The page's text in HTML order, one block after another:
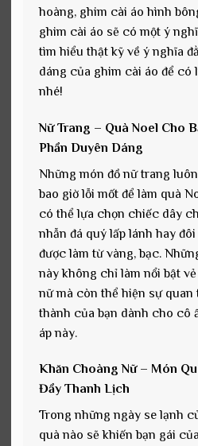
hoàng, ghim cài áo hình
ghim cài áo sẽ có một ý
tìm hiểu thật kỹ về ý nghĩa
dáng của ghim cài áo để có
nhé!
Nữ Trang – Quà Noel Cho
Phần Duyên Dáng
Những món đồ nữ trang
bao giờ lỗi mốt để làm quà
có thể lựa chọn chiếc dây
nhẫn đá quý lấp lánh hay
được làm từ vàng, bạc.
này không chỉ làm nổi bật
nữ mà còn thể hiện sự
thành của bạn dành cho cô
áp này.
Khăn Choàng Nữ – Món
Đầy Thanh Lịch
Trong những ngày se lạnh
quà nào sẽ khiến bạn gái